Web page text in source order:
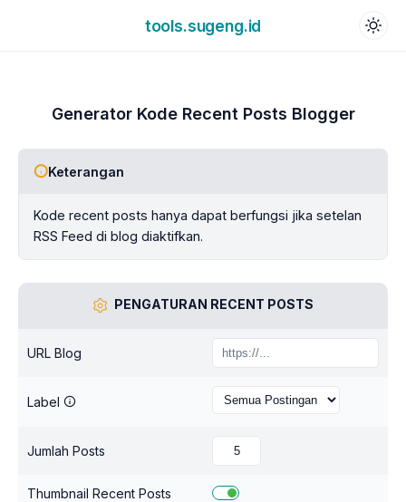
tools.sugeng.id
Generator Kode Recent Posts Blogger
Keterangan
Kode recent posts hanya dapat berfungsi jika setelan
RSS Feed di blog diaktifkan.
PENGATURAN RECENT POSTS
URL Blog
Label
Jumlah Posts
Thumbnail Recent Posts